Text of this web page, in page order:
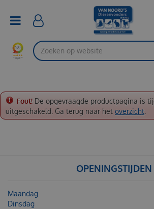
t
n
Fout! De opgevraagde productpagina is
uitgeschakeld. Ga terug naar het overzicht
OPENINGSTIJDEN
Maandag
Dinsdag